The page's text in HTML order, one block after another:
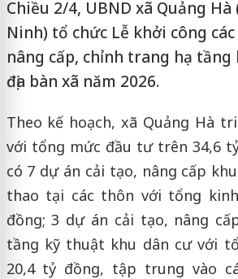
Chiều 2/4, UBND xã Quảng
Ninh) tổ chức Lễ khởi công
nâng cấp, chỉnh trang hạ
địa bàn xã năm 2026.
Theo kế hoạch, xã Quảng Hà
với tổng mức đầu tư trên 34,6
có 7 dự án cải tạo, nâng cấp
thao tại các thôn với tổng
đồng; 3 dự án cải tạo, nâng
tầng kỹ thuật khu dân cư với
20,4 tỷ đồng, tập trung vào